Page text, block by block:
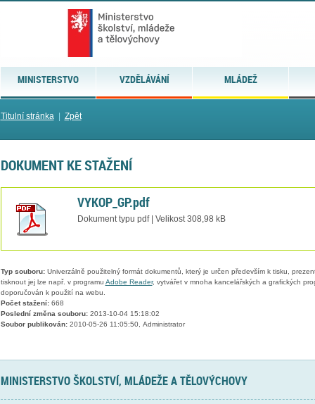
MINISTERSTVO VZDĚLÁVÁNÍ MLÁDEŽ
Titulní stránka| Zpět
DOKUMENT KE STAŽENÍ
VYKOP_GP.pdf
Dokument typu pdf | Velikost 308,98 kB
Typ souboru:Univerzálně použitelný formát dokumentů, který je určen především k tisku,
tisknout jej lze např. v programu Adobe Reader, vytvářet v mnoha kancelářských a grafických
doporučován k použití na webu.
Počet stažení:668
Poslední změna souboru:2013-10-04 15:18:02
Soubor publikován:2010-05-26 11:05:50, Administrator
MINISTERSTVO ŠKOLSTVÍ, MLÁDEŽE A TĚLOVÝCHOVY